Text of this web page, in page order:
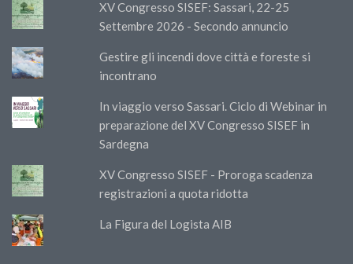
XV Congresso SISEF: Sassari, 22-25
Settembre 2026 - Secondo annuncio
Gestire gli incendi dove città e foreste si
incontrano
In viaggio verso Sassari. Ciclo di Webinar in
preparazione del XV Congresso SISEF in
Sardegna
XV Congresso SISEF - Proroga scadenza
registrazioni a quota ridotta
La Figura del Logista AIB